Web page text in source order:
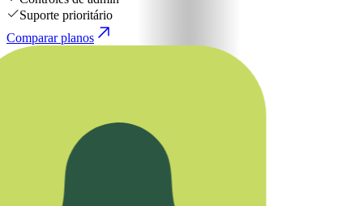
Suporte prioritário
Comparar planos